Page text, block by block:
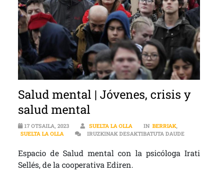
Salud mental | Jóvenes, crisis y
salud mental
17 OTSAILA, 2023 SUELTA LA OLLA IN BERRIAK,
SUELTA LA OLLA
IRUZKINAK DESAKTIBATUTA DAUDESALUD
Espacio de Salud mental con la psicóloga Irati
Sellés, de la cooperativa Ediren.